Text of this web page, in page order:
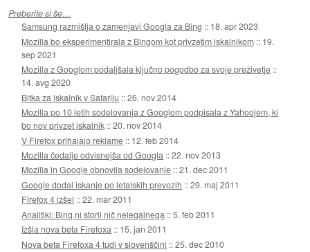
Preberite si še…
Samsung razmišlja o zamenjavi Googla za Bing :: 18. apr 2023
Mozilla bo eksperimentirala z Bingom kot privzetim iskalnikom :: 19.
sep 2021
Mozilla z Googlom podaljšala ključno pogodbo za svoje preživetje ::
14. avg 2020
Bitka za iskalnik v Safariju ::26. nov 2014
Mozilla po 10 letih sodelovanja z Googlom podpisala z Yahoojem, ki
bo nov privzet iskalnik ::20. nov 2014
V Firefox prihajajo reklame :: 12. feb 2014
Mozilla čedalje odvisnejša od Googla ::22. nov 2013
Mozilla in Google obnovila sodelovanje ::21. dec 2011
Google dodal iskanje po letalskih prevozih ::29. maj 2011
Firefox 4 izšel ::22. mar 2011
Analitiki: Bing ni storil nič nelegalnega ::5. feb 2011
Izšla nova beta Firefoxa :: 15. jan 2011
Nova beta Firefoxa 4 tudi v slovenščini ::25. dec 2010